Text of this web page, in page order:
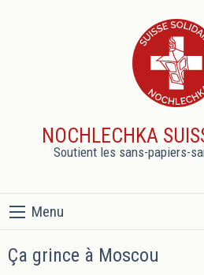
NOCHLECHKA
Soutient les sans-papiers-
Menu
Ça grince à Moscou